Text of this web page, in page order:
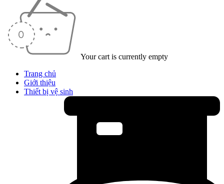
Your cart is currently empty
Trang chủ
Giới thiệu
Thiết bị vệ sinh